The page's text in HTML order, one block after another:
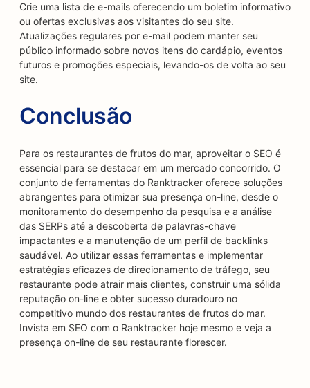
Crie uma lista de e-mails oferecendo um boletim informativo
ou ofertas exclusivas aos visitantes do seu site.
Atualizações regulares por e-mail podem manter seu
público informado sobre novos itens do cardápio, eventos
futuros e promoções especiais, levando-os de volta ao seu
site.
Conclusão
Para os restaurantes de frutos do mar, aproveitar o SEO é
essencial para se destacar em um mercado concorrido. O
conjunto de ferramentas do Ranktracker oferece soluções
abrangentes para otimizar sua presença on-line, desde o
monitoramento do desempenho da pesquisa e a análise
das SERPs até a descoberta de palavras-chave
impactantes e a manutenção de um perfil de backlinks
saudável. Ao utilizar essas ferramentas e implementar
estratégias eficazes de direcionamento de tráfego, seu
restaurante pode atrair mais clientes, construir uma sólida
reputação on-line e obter sucesso duradouro no
competitivo mundo dos restaurantes de frutos do mar.
Invista em SEO com o Ranktracker hoje mesmo e veja a
presença on-line de seu restaurante florescer.